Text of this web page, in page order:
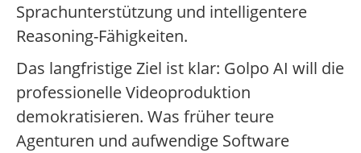
Sprachunterstützung und intelligentere
Reasoning-Fähigkeiten.
Das langfristige Ziel ist klar: Golpo AI will die
professionelle Videoproduktion
demokratisieren. Was früher teure
Agenturen und aufwendige Software